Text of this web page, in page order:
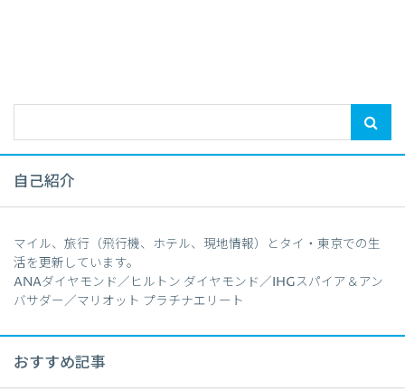
自己紹介
マイル、旅行（飛行機、ホテル、現地情報）とタイ・東京での生
活を更新しています。
ANAダイヤモンド／ヒルトン ダイヤモンド／IHGスパイア＆アン
バサダー／マリオット プラチナエリート
おすすめ記事